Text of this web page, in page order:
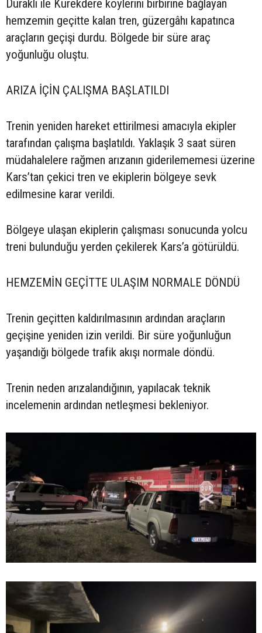
Duraklı ile Kürekdere köylerini birbirine bağlayan
hemzemin geçitte kalan tren, güzergâhı kapatınca
araçların geçişi durdu. Bölgede bir süre araç
yoğunluğu oluştu.
ARIZA İÇİN ÇALIŞMA BAŞLATILDI
Trenin yeniden hareket ettirilmesi amacıyla ekipler
tarafından çalışma başlatıldı. Yaklaşık 3 saat süren
müdahalelere rağmen arızanın giderilememesi üzerine
Kars’tan çekici tren ve ekiplerin bölgeye sevk
edilmesine karar verildi.
Bölgeye ulaşan ekiplerin çalışması sonucunda yolcu
treni bulunduğu yerden çekilerek Kars’a götürüldü.
HEMZEMİN GEÇİTTE ULAŞIM NORMALE DÖNDÜ
Trenin geçitten kaldırılmasının ardından araçların
geçişine yeniden izin verildi. Bir süre yoğunluğun
yaşandığı bölgede trafik akışı normale döndü.
Trenin neden arızalandığının, yapılacak teknik
incelemenin ardından netleşmesi bekleniyor.